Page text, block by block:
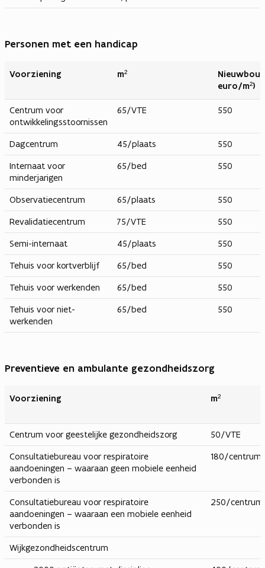
Personen met een handicap
Voorziening m²
euro/m²)
Centrum voor
ontwikkelingsstoornissen
65/VTE 550
Dagcentrum 45/plaats
550
Internaat voor
minderjarigen
65/bed 550
Observatiecentrum 65/plaats
550
Revalidatiecentrum
75/VTE
550
Semi-internaat
45/plaats
550
Tehuis voor kortverblijf
65/bed
550
Tehuis voor werkenden
65/bed
550
Tehuis voor niet-
werkenden
65/bed 550
Preventieve en ambulante gezondheidszorg
Voorziening m²
Centrum voor geestelijke gezondheidszorg
50/VTE
Consultatiebureau voor respiratoire
aandoeningen – waaraan geen mobiele eenheid
verbonden is
180/centrum
Consultatiebureau voor respiratoire
aandoeningen – waaraan een mobiele eenheid
verbonden is
250/centrum
Wijkgezondheidscentrum